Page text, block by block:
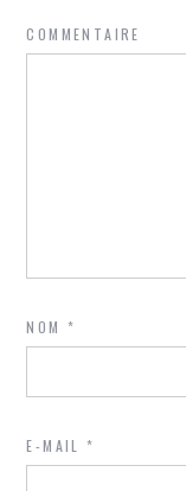
COMMENTAIRE
NOM*
E-MAIL*